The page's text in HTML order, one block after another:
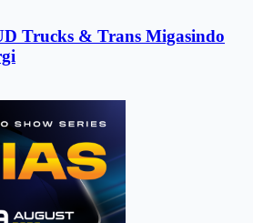
Trucks & Trans Migasindo